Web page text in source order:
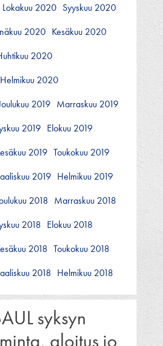
Lokakuu 2020 Syyskuu 2020
2020 Kesäkuu 2020
2020
Helmikuu 2020
2019 Marraskuu 2019
2019 Elokuu 2019
2019 Toukokuu 2019
2019 Helmikuu 2019
2018 Marraskuu 2018
2018 Elokuu 2018
2018 Toukokuu 2018
2018 Helmikuu 2018
syksyn
aloitus jo